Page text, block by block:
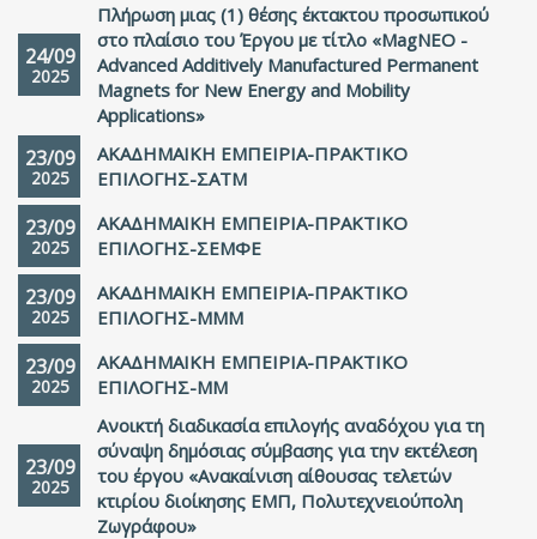
24/09
2025
Πλήρωση μιας (1) θέσης έκτακτου προσωπικού
στο πλαίσιο του Έργου με τίτλο «MagNEO -
Advanced Additively Manufactured Permanent
Magnets for New Energy and Mobility
Applications»
23/09
2025
ΑΚΑΔΗΜΑΙΚΗ ΕΜΠΕΙΡΙΑ-ΠΡΑΚΤΙΚΟ
ΕΠΙΛΟΓΗΣ-ΣΑΤΜ
23/09
2025
ΑΚΑΔΗΜΑΙΚΗ ΕΜΠΕΙΡΙΑ-ΠΡΑΚΤΙΚΟ
ΕΠΙΛΟΓΗΣ-ΣΕΜΦΕ
23/09
2025
ΑΚΑΔΗΜΑΙΚΗ ΕΜΠΕΙΡΙΑ-ΠΡΑΚΤΙΚΟ
ΕΠΙΛΟΓΗΣ-ΜΜM
23/09
2025
ΑΚΑΔΗΜΑΙΚΗ ΕΜΠΕΙΡΙΑ-ΠΡΑΚΤΙΚΟ
ΕΠΙΛΟΓΗΣ-ΜΜ
23/09
2025
Ανοικτή διαδικασία επιλογής αναδόχου για τη
σύναψη δημόσιας σύμβασης για την εκτέλεση
του έργου «Ανακαίνιση αίθουσας τελετών
κτιρίου διοίκησης ΕΜΠ, Πολυτεχνειούπολη
Ζωγράφου»